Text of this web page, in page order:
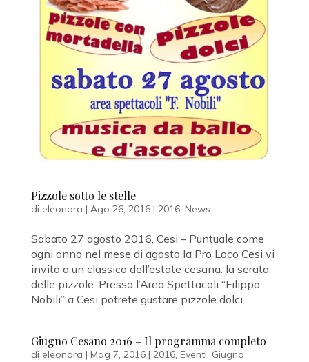
Pizzole sotto le stelle
di eleonora | Ago 26, 2016| 2016, News
Sabato 27 agosto 2016, Cesi – Puntuale come
ogni anno nel mese di agosto la Pro Loco Cesi vi
invita a un classico dell’estate cesana: la serata
delle pizzole. Presso l’Area Spettacoli “Filippo
Nobili” a Cesi potrete gustare pizzole dolci...
Giugno Cesano 2016 – Il programma completo
di eleonora | Mag 7, 2016| 2016, Eventi, Giugno